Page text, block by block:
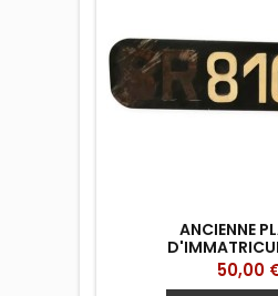
ANCIENNE
Prix
50,00